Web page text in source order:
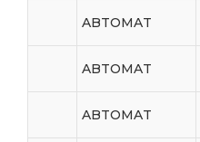
ABTOMAT
ABTOMAT
ABTOMAT